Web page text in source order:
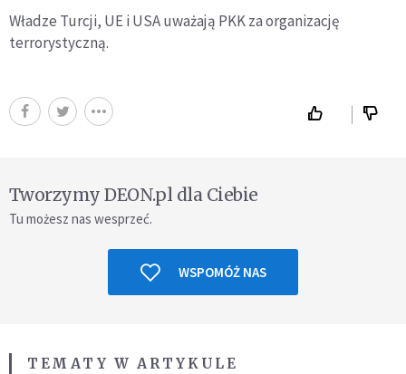
Władze Turcji, UE i USA uważają PKK za organizację
terrorystyczną.
Tworzymy DEON.pl dla Ciebie
Tu możesz nas wesprzeć.
WSPOMÓŻ NAS
TEMATY W ARTYKULE